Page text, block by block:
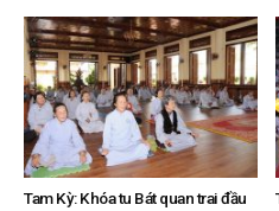
Tam Kỳ: Khóa tu Bát quan trai đầu